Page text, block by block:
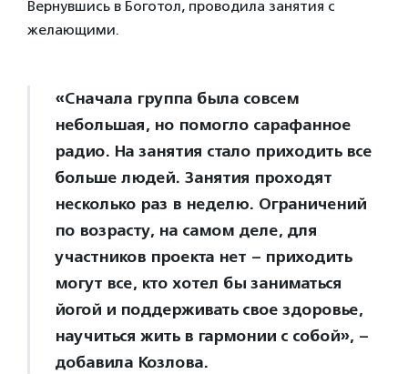
Вернувшись в Боготол, проводила занятия с
желающими.
«Сначала группа была совсем
небольшая, но помогло сарафанное
радио. На занятия стало приходить все
больше людей. Занятия проходят
несколько раз в неделю. Ограничений
по возрасту, на самом деле, для
участников проекта нет – приходить
могут все, кто хотел бы заниматься
йогой и поддерживать свое здоровье,
научиться жить в гармонии с собой», –
добавила Козлова.